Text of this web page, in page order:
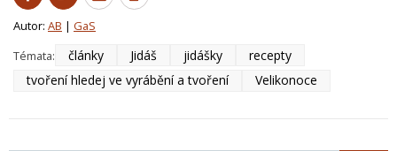
Autor: AB | GaS
Témata:
články Jidáš jidášky
recepty
tvoření hledej ve vyrábění a tvoření
Velikonoce